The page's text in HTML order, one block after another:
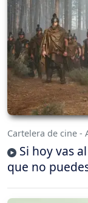
Cartelera de cine -
Si hoy vas
que no